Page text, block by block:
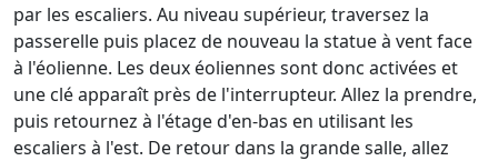
par les escaliers. Au niveau supérieur, traversez la
passerelle puis placez de nouveau la statue à vent face
à l'éolienne. Les deux éoliennes sont donc activées et
une clé apparaît près de l'interrupteur. Allez la prendre,
puis retournez à l'étage d'en-bas en utilisant les
escaliers à l'est. De retour dans la grande salle, allez